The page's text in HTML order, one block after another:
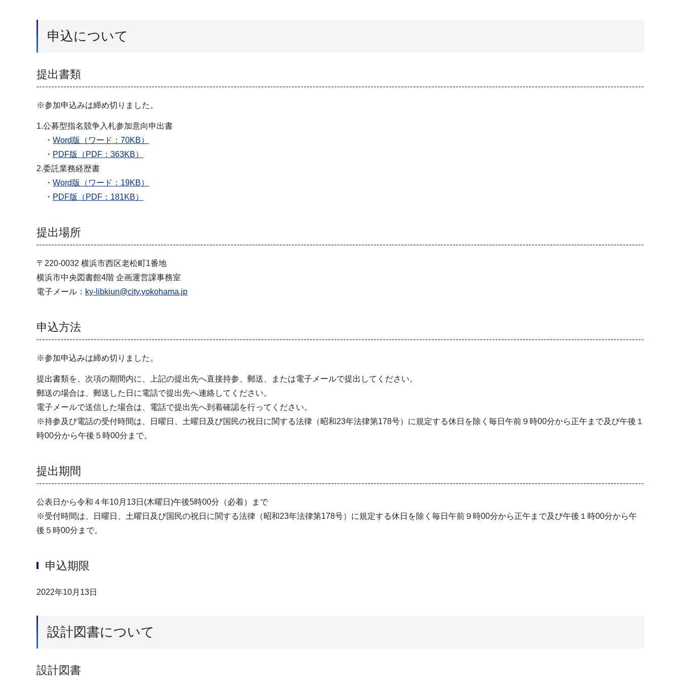
申込について
提出書類
※参加申込みは締め切りました。
1.公募型指名競争入札参加意向申出書
・ Word版（ワード：70KB）
・ PDF版（PDF：363KB）
2.委託業務経歴書
・ Word版（ワード：19KB）
・ PDF版（PDF：181KB）
提出場所
〒220-0032 横浜市西区老松町1番地
横浜市中央図書館4階 企画運営課事務室
電子メール： ky-libkiun@city.yokohama.jp
申込方法
※参加申込みは締め切りました。
提出書類を、次項の期間内に、上記の提出先へ直接持参、郵送、または電子メールで提出してください。
郵送の場合は、郵送した日に電話で提出先へ連絡してください。
電子メールで送信した場合は、電話で提出先へ到着確認を行ってください。
※持参及び電話の受付時間は、日曜日、土曜日及び国民の祝日に関する法律（昭和23年法律第178号）に規定する休日を除く毎日午前９時00分から正午まで及び午後１
時00分から午後５時00分まで。
提出期間
公表日から令和４年10月13日(木曜日)午後5時00分（必着）まで
※受付時間は、日曜日、土曜日及び国民の祝日に関する法律（昭和23年法律第178号）に規定する休日を除く毎日午前９時00分から正午まで及び午後１時00分から午
後５時00分まで。
申込期限
2022年10月13日
設計図書について
設計図書